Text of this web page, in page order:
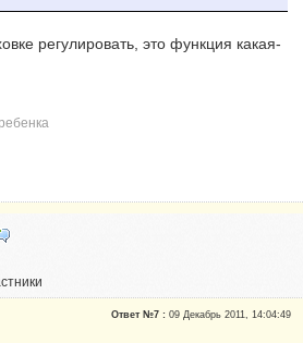
регулировать, это функция какая-
Ответ №7 :09 Декабрь 2011, 14:04:49